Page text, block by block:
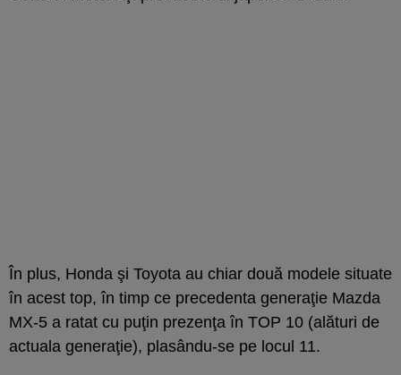
În plus, Honda şi Toyota au chiar două modele situate
în acest top, în timp ce precedenta generaţie Mazda
MX-5 a ratat cu puţin prezenţa în TOP 10 (alături de
actuala generaţie), plasându-se pe locul 11.